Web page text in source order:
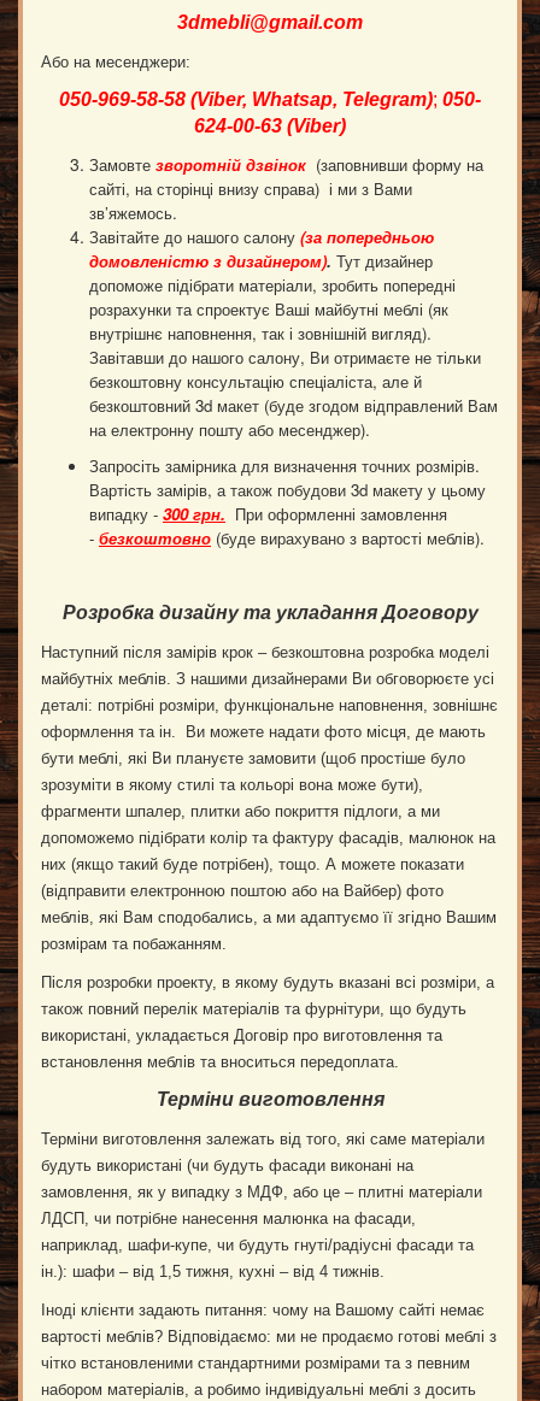
3dmebli@gmail.com
Або на месенджери:
050-969-58-58 (Viber, Whatsap, Telegram); 050-
624-00-63 (Viber)
Замовте зворотній дзвінок (заповнивши форму на
сайті, на сторінці внизу справа) і ми з Вами
зв’яжемось.
Завітайте до нашого салону (за попередньою
домовленістю з дизайнером). Тут дизайнер
допоможе підібрати матеріали, зробить попередні
розрахунки та спроектує Ваші майбутні меблі (як
внутрішнє наповнення, так і зовнішній вигляд).
Завітавши до нашого салону, Ви отримаєте не тільки
безкоштовну консультацію спеціаліста, але й
безкоштовний 3d макет (буде згодом відправлений Вам
на електронну пошту або месенджер).
Запросіть замірника для визначення точних розмірів.
Вартість замірів, а також побудови 3d макету у цьому
випадку - 300 грн. При оформленні замовлення
- безкоштовно (буде вирахувано з вартості меблів).
Розробка дизайну та укладання Договору
Наступний після замірів крок – безкоштовна розробка моделі
майбутніх меблів. З нашими дизайнерами Ви обговорюєте усі
деталі: потрібні розміри, функціональне наповнення, зовнішнє
оформлення та ін. Ви можете надати фото місця, де мають
бути меблі, які Ви плануєте замовити (щоб простіше було
зрозуміти в якому стилі та кольорі вона може бути),
фрагменти шпалер, плитки або покриття підлоги, а ми
допоможемо підібрати колір та фактуру фасадів, малюнок на
них (якщо такий буде потрібен), тощо. А можете показати
(відправити електронною поштою або на Вайбер) фото
меблів, які Вам сподобались, а ми адаптуємо її згідно Вашим
розмірам та побажанням.
Після розробки проекту, в якому будуть вказані всі розміри, а
також повний перелік матеріалів та фурнітури, що будуть
використані, укладається Договір про виготовлення та
встановлення меблів та вноситься передоплата.
Терміни виготовлення
Терміни виготовлення залежать від того, які саме матеріали
будуть використані (чи будуть фасади виконані на
замовлення, як у випадку з МДФ, або це – плитні матеріали
ЛДСП, чи потрібне нанесення малюнка на фасади,
наприклад, шафи-купе, чи будуть гнуті/радіусні фасади та
ін.): шафи – від 1,5 тижня, кухні – від 4 тижнів.
Іноді клієнти задають питання: чому на Вашому сайті немає
вартості меблів? Відповідаємо: ми не продаємо готові меблі з
чітко встановленими стандартними розмірами та з певним
набором матеріалів, а робимо індивідуальні меблі з досить